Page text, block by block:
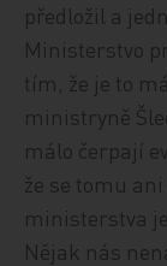
předložil a
Ministerstvo
tím, že je to
ministryně
málo čerpají
že se tomu
ministerstva
Nějak nás